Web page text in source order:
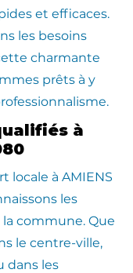
et efficaces.
les besoins
charmante
prêts à y
à
locale à AMIENS
les
commune. Que
le centre-ville,
dans les